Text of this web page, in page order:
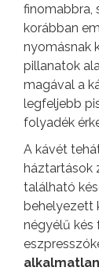
finomabbra,
korábban
nyomásnak
pillanatok
magával a
legfeljebb
folyadék
A kávét
háztartások
található
behelyezett
négyélű kés